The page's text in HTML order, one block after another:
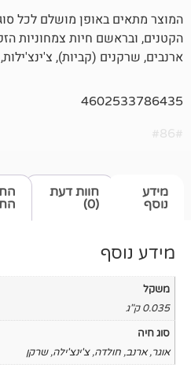
מושלם לכל סוגי המכרסמים
חיות צמחוניות הזקוקות לחומרי
צ'ינצ'ילות, אוגרים, עכברים
חוות דעת
החלפה או
החזרה
צ'ינצ'ילה,שרקן